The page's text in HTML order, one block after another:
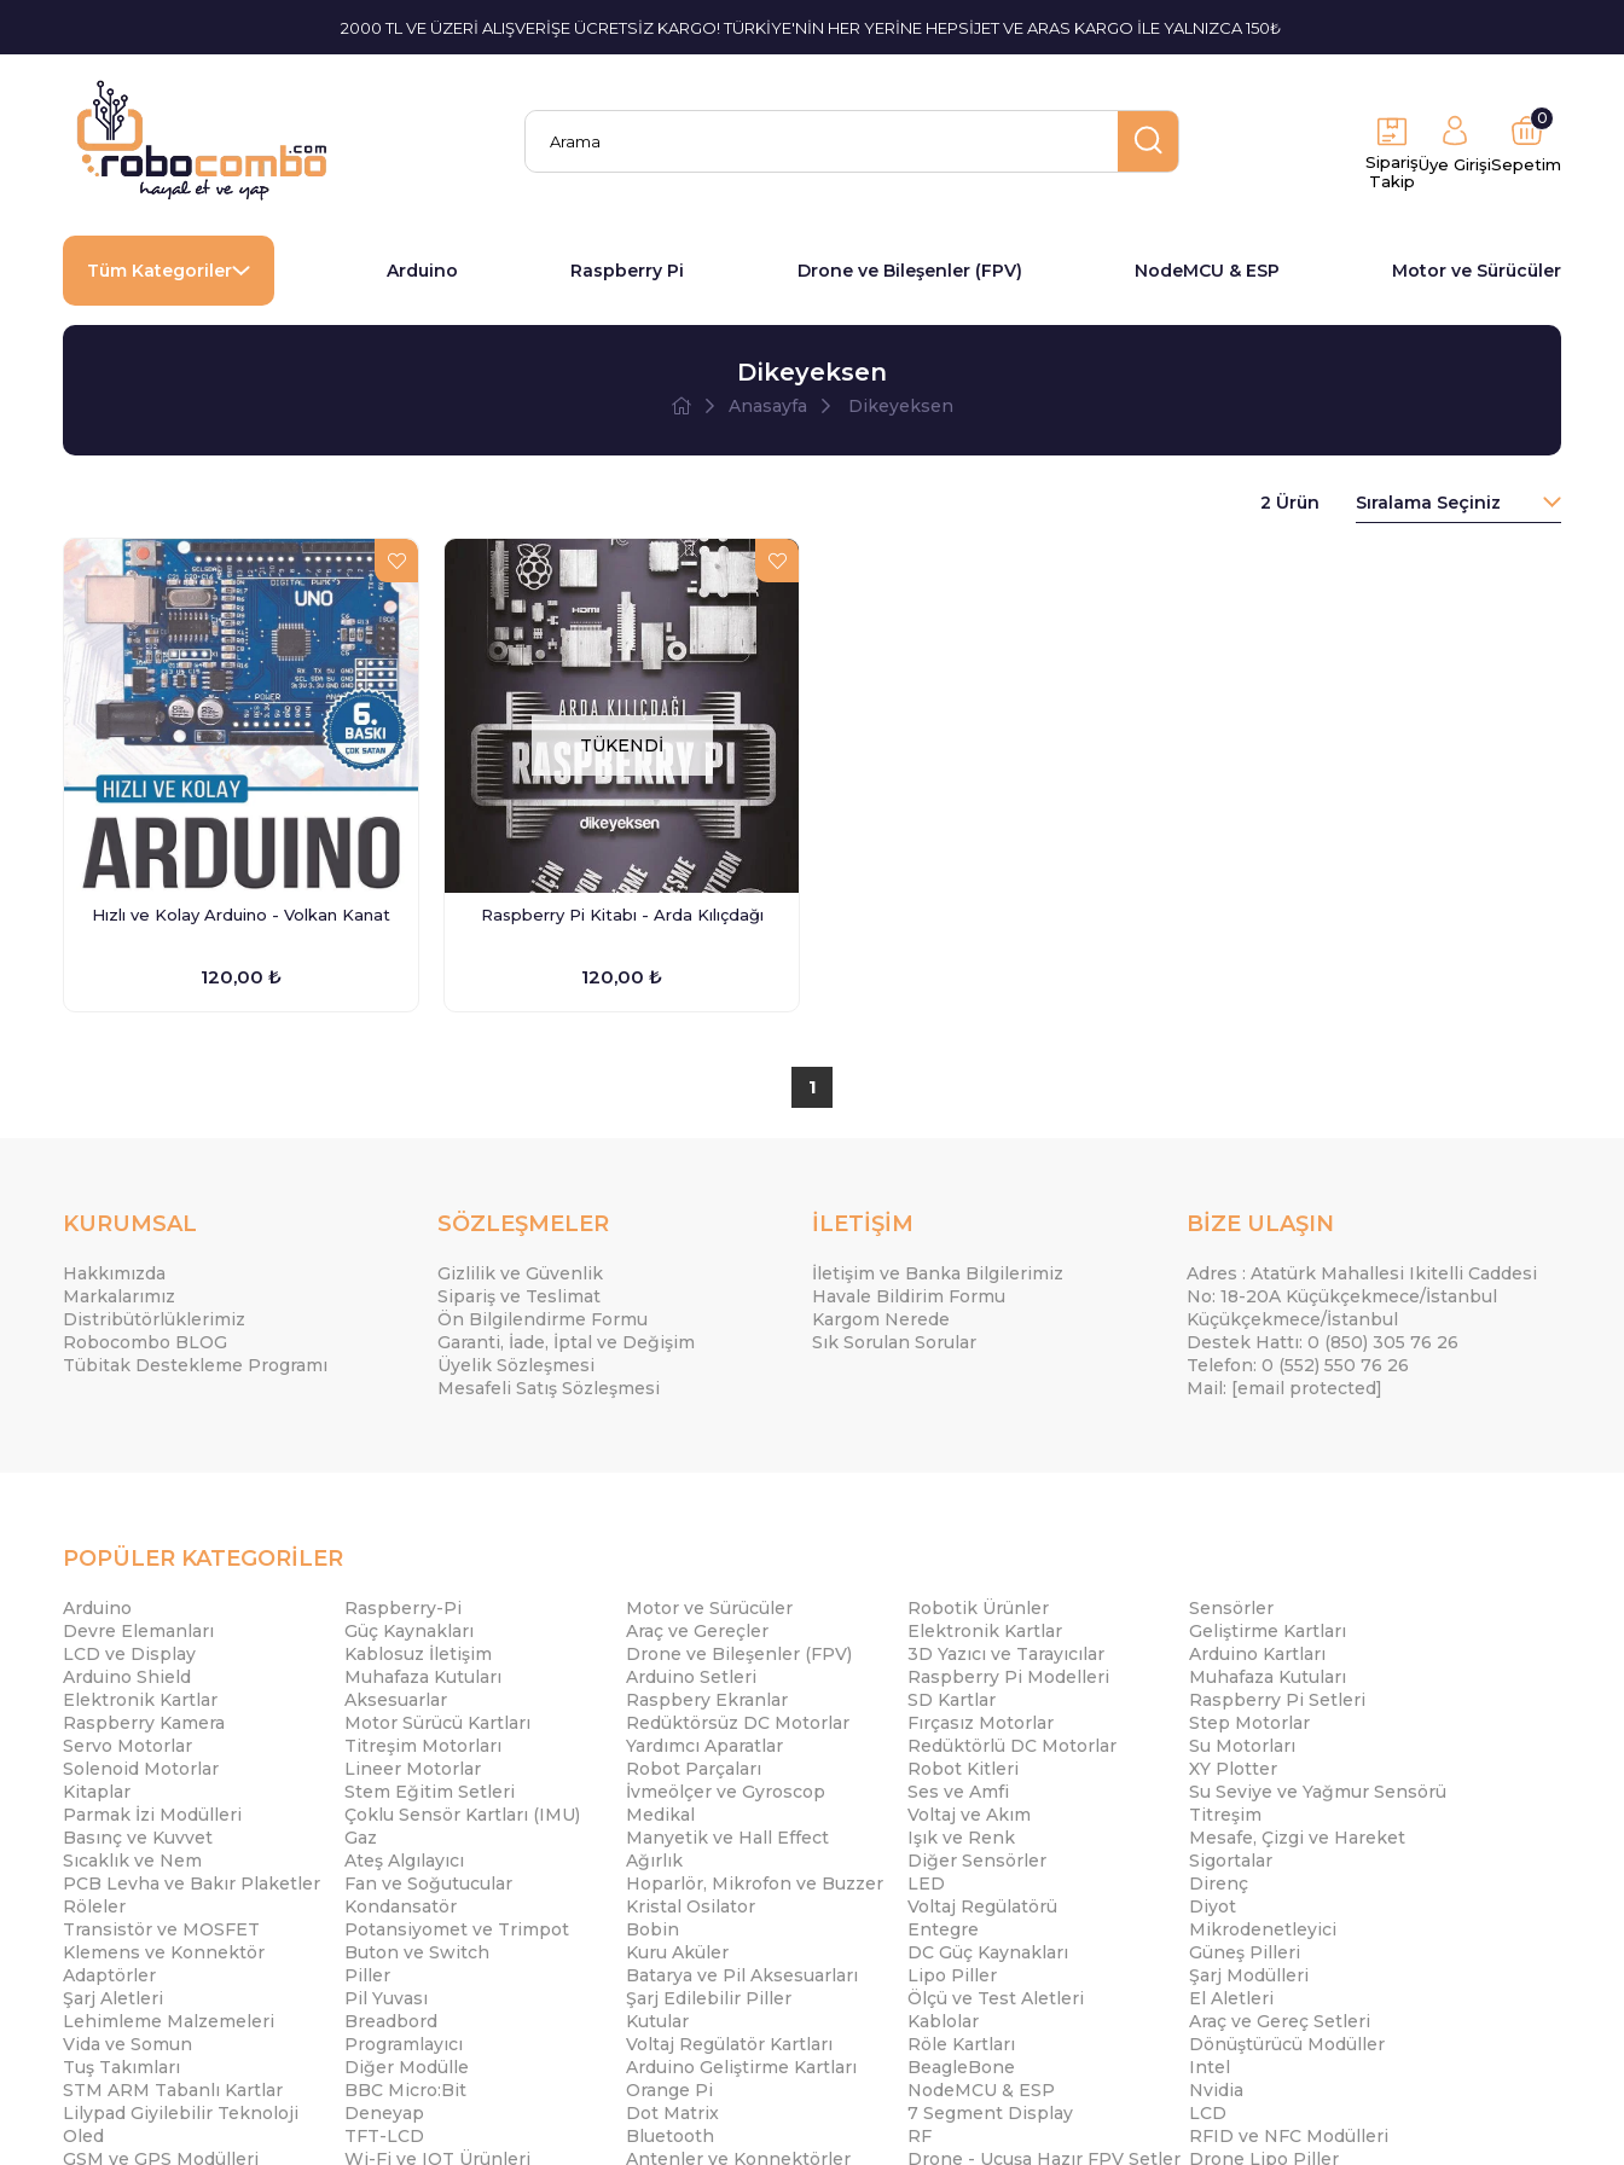
2000 TL VE ÜZERİ ALIŞVERİŞE ÜCRETSİZ KARGO! TÜRKİYE'NİN HER YERİNE HEPSİJET VE ARAS KARGO İLE YALNIZCA 150₺
Sipariş
Takip
Üye GirişiSepetim
0
Tüm Kategoriler Arduino Raspberry Pi Drone ve Bileşenler (FPV) NodeMCU & ESP Motor ve Sürücüler
Dikeyeksen
Anasayfa Dikeyeksen
2 Ürün
Hızlı ve Kolay Arduino - Volkan Kanat
120,00 ₺
TÜKENDI
Raspberry Pi Kitabı - Arda Kılıçdağı
120,00 ₺
1
KURUMSAL
Hakkımızda
Markalarımız
Distribütörlüklerimiz
Robocombo BLOG
Tübitak Destekleme Programı
SÖZLEŞMELER
Gizlilik ve Güvenlik
Sipariş ve Teslimat
Ön Bilgilendirme Formu
Garanti, İade, İptal ve Değişim
Üyelik Sözleşmesi
Mesafeli Satış Sözleşmesi
İLETİŞİM
İletişim ve Banka Bilgilerimiz
Havale Bildirim Formu
Kargom Nerede
Sık Sorulan Sorular
BİZE ULAŞIN
Adres : Atatürk Mahallesi Ikitelli Caddesi
No: 18-20A Küçükçekmece/İstanbul
Küçükçekmece/İstanbul
Destek Hattı: 0 (850) 305 76 26
Telefon: 0 (552) 550 76 26
Mail: [email protected]
POPÜLER KATEGORİLER
Arduino Raspberry-Pi Motor ve Sürücüler Robotik Ürünler
Sensörler
Devre Elemanları
Güç Kaynakları Araç ve Gereçler Elektronik Kartlar
Geliştirme Kartları
LCD ve Display
Kablosuz İletişim Drone ve Bileşenler (FPV) 3D Yazıcı ve Tarayıcılar
Arduino Kartları
Arduino Shield
Muhafaza Kutuları Arduino Setleri Raspberry Pi Modelleri
Muhafaza Kutuları
Elektronik Kartlar
Aksesuarlar Raspbery Ekranlar SD Kartlar
Raspberry Pi Setleri
Raspberry Kamera
Motor Sürücü Kartları Redüktörsüz DC Motorlar Fırçasız Motorlar
Step Motorlar
Servo Motorlar
Titreşim Motorları Yardımcı Aparatlar Redüktörlü DC Motorlar
Su Motorları
Solenoid Motorlar
Lineer Motorlar Robot Parçaları Robot Kitleri
XY Plotter
Kitaplar
Stem Eğitim Setleri İvmeölçer ve Gyroscop Ses ve Amfi
Su Seviye ve Yağmur Sensörü
Parmak İzi Modülleri
Çoklu Sensör Kartları (IMU) Medikal Voltaj ve Akım
Titreşim
Basınç ve Kuvvet
Gaz Manyetik ve Hall Effect Işık ve Renk
Mesafe, Çizgi ve Hareket
Sıcaklık ve Nem
Ateş Algılayıcı Ağırlık Diğer Sensörler
Sigortalar
PCB Levha ve Bakır Plaketler
Fan ve Soğutucular Hoparlör, Mikrofon ve Buzzer LED
Direnç
Röleler
Kondansatör Kristal Osilator Voltaj Regülatörü
Diyot
Transistör ve MOSFET
Potansiyomet ve Trimpot Bobin Entegre
Mikrodenetleyici
Klemens ve Konnektör
Buton ve Switch Kuru Aküler DC Güç Kaynakları
Güneş Pilleri
Adaptörler
Piller Batarya ve Pil Aksesuarları Lipo Piller
Şarj Modülleri
Şarj Aletleri
Pil Yuvası Şarj Edilebilir Piller Ölçü ve Test Aletleri
El Aletleri
Lehimleme Malzemeleri
Breadbord Kutular Kablolar
Araç ve Gereç Setleri
Vida ve Somun
Programlayıcı Voltaj Regülatör Kartları Röle Kartları
Dönüştürücü Modüller
Tuş Takımları
Diğer Modülle Arduino Geliştirme Kartları BeagleBone
Intel
STM ARM Tabanlı Kartlar
BBC Micro:Bit Orange Pi NodeMCU & ESP
Nvidia
Lilypad Giyilebilir Teknoloji
Deneyap Dot Matrix 7 Segment Display
LCD
Oled
TFT-LCD Bluetooth RF
RFID ve NFC Modülleri
GSM ve GPS Modülleri
Wi-Fi ve IOT Ürünleri Antenler ve Konnektörler Drone - Uçuşa Hazır FPV Setler Drone Lipo Piller